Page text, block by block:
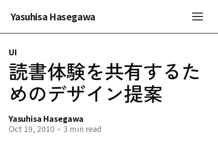
Yasuhisa Hasegawa
UI
読書体験を共有するた
めのデザイン提案
Yasuhisa Hasegawa
Oct 19, 2010 • 3 min read